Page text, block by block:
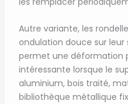
Autre variante, les
ondulation douce sur
permet une déformation
intéressante lorsque le
aluminium, bois traité,
bibliothèque métallique